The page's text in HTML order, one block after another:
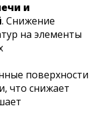
и
. Снижение
на элементы
поверхности
что снижает